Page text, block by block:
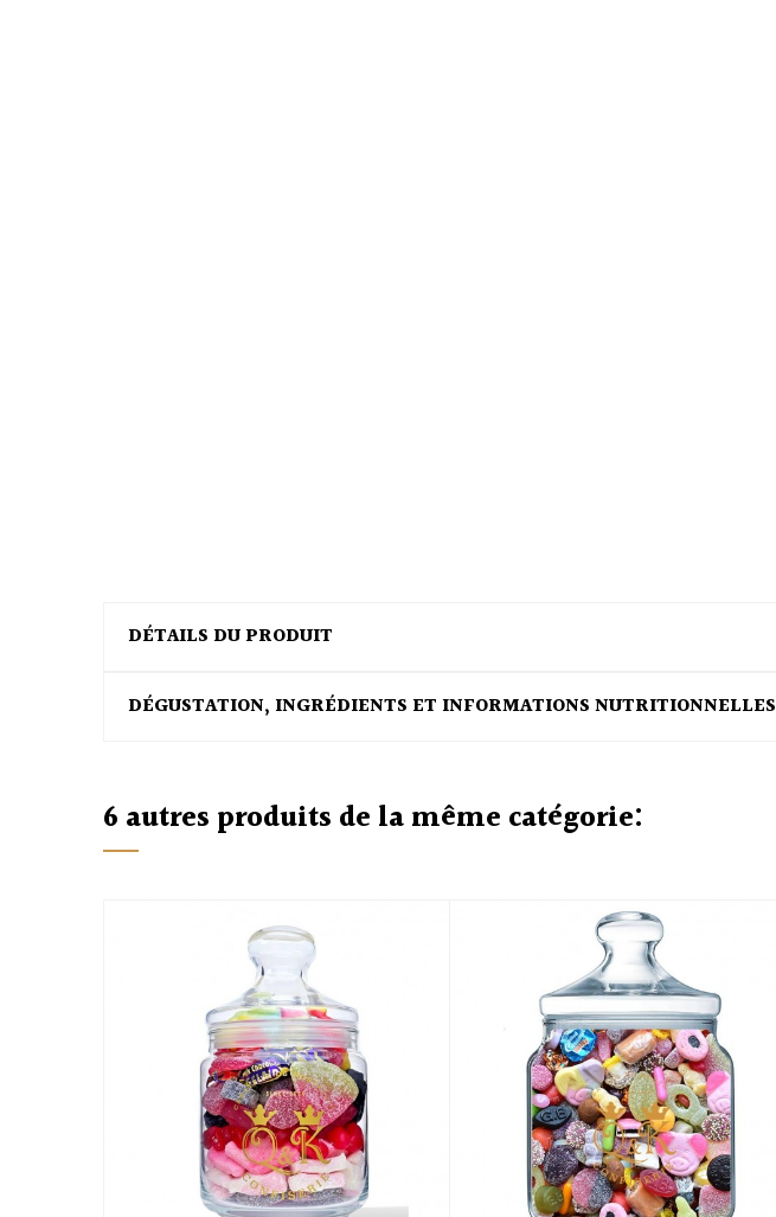
DÉTAILS DU PRODUIT
DÉGUSTATION, INGRÉDIENTS ET INFORMATIONS NUTRITIONNELLES
6 autres produits de la même catégorie: